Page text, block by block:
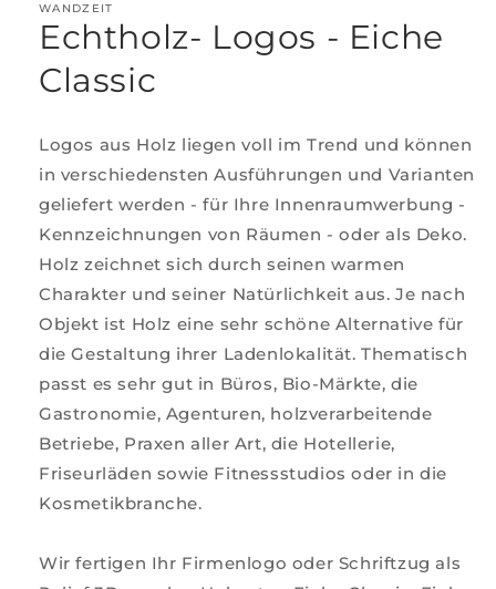
WANDZEIT
Echtholz- Logos - Eiche
Classic
Logos aus Holz liegen voll im Trend und können
in verschiedensten Ausführungen und Varianten
geliefert werden - für Ihre Innenraumwerbung -
Kennzeichnungen von Räumen - oder als Deko.
Holz zeichnet sich durch seinen warmen
Charakter und seiner Natürlichkeit aus. Je nach
Objekt ist Holz eine sehr schöne Alternative für
die Gestaltung ihrer Ladenlokalität. Thematisch
passt es sehr gut in Büros, Bio-Märkte, die
Gastronomie, Agenturen, holzverarbeitende
Betriebe, Praxen aller Art, die Hotellerie,
Friseurläden sowie Fitnessstudios oder in die
Kosmetikbranche.
Wir fertigen Ihr Firmenlogo oder Schriftzug als